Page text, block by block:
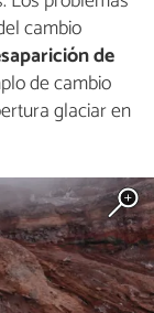
cambio
de
de cambio
glaciar en